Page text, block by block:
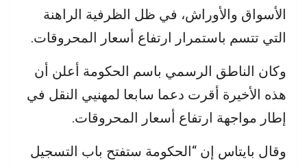
الأسواق والأوراش، في ظل الظرفية الراهنة
التي تتسم باستمرار ارتفاع أسعار المحروقات.
وكان الناطق الرسمي باسم الحكومة أعلن أن
هذه الأخيرة أقرت دعما سابعا لمهنيي النقل في
إطار مواجهة ارتفاع أسعار المحروقات.
وقال بايتاس إن “الحكومة ستفتح باب التسجيل